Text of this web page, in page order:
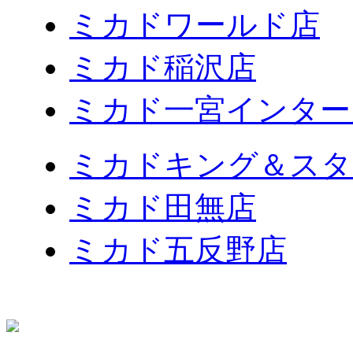
ミカドワールド店
ミカド稲沢店
ミカド一宮インタ
ミカドキング＆ス
ミカド田無店
ミカド五反野店